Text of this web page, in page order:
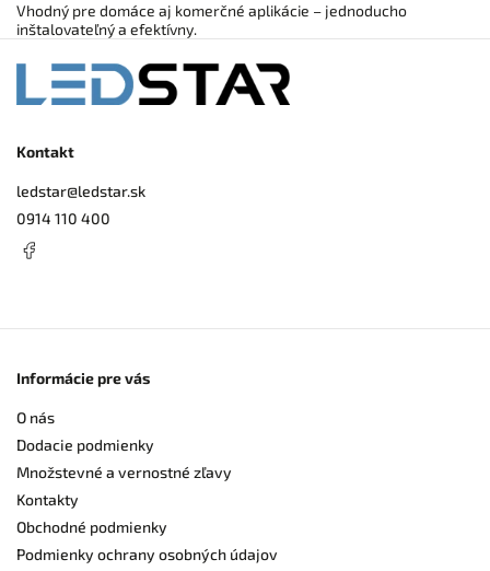
Vhodný pre domáce aj komerčné aplikácie – jednoducho
inštalovateľný a efektívny.
Kontakt
ledstar@ledstar.sk
0914 110 400
Informácie pre vás
O nás
Dodacie podmienky
Množstevné a vernostné zľavy
Kontakty
Obchodné podmienky
Podmienky ochrany osobných údajov